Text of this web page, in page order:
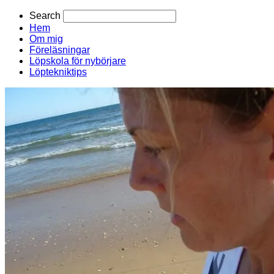
Search
Hem
Om mig
Föreläsningar
Löpskola för nybörjare
Löptekniktips